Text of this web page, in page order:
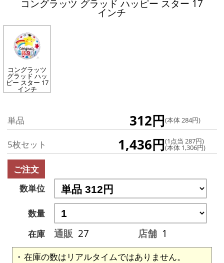
コングラッツ グラッド ハッピー スター 17
インチ
コングラッツ
グラッド ハッ
ピー スター 17
インチ
単品 312円(本体 284円)
5枚セット 1,436円(1点当 287円)
(本体 1,306円)
ご注文
数単位
数量
在庫
通販 27 店舗 1
在庫の数はリアルタイムではありません。